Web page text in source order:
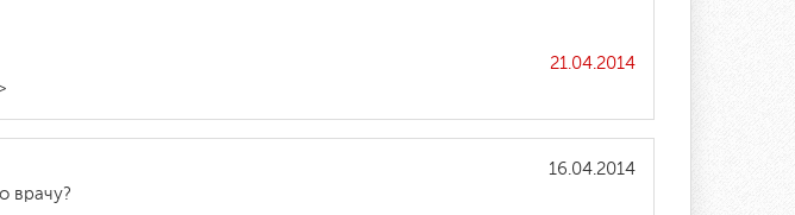
21.04.2014
16.04.2014
врачу?